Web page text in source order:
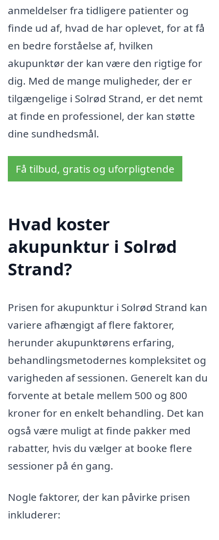
anmeldelser fra tidligere patienter og
finde ud af, hvad de har oplevet, for at få
en bedre forståelse af, hvilken
akupunktør der kan være den rigtige for
dig. Med de mange muligheder, der er
tilgængelige i Solrød Strand, er det nemt
at finde en professionel, der kan støtte
dine sundhedsmål.
Få tilbud, gratis og uforpligtende
Hvad koster
akupunktur i Solrød
Strand?
Prisen for akupunktur i Solrød Strand kan
variere afhængigt af flere faktorer,
herunder akupunktørens erfaring,
behandlingsmetodernes kompleksitet og
varigheden af sessionen. Generelt kan du
forvente at betale mellem 500 og 800
kroner for en enkelt behandling. Det kan
også være muligt at finde pakker med
rabatter, hvis du vælger at booke flere
sessioner på én gang.
Nogle faktorer, der kan påvirke prisen
inkluderer: